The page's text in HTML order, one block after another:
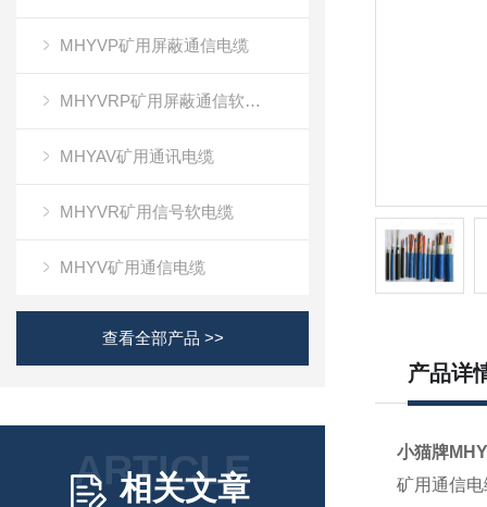
MHYVP矿用屏蔽通信电缆
MHYVRP矿用屏蔽通信软电缆
MHYAV矿用通讯电缆
MHYVR矿用信号软电缆
MHYV矿用通信电缆
查看全部产品 >>
ARTICLE
相关文章
产品详
小猫牌
矿用通信